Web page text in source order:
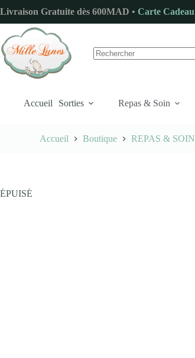
au
contenu
Livraison Gratuite dès 600MAD • Carte Cadeau
Accueil Sorties Repas & Soin
Accueil Boutique REPAS & SOIN
ÉPUISÉ